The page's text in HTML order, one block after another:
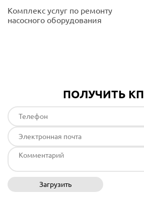
Комплекс услуг по ремонту
насосного оборудования
ПОЛУЧИТЬ КП
Загрузить